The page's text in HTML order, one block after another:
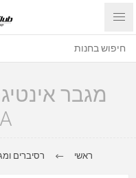
ראשי רסיברים